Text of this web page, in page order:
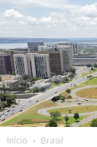
Início Brasil